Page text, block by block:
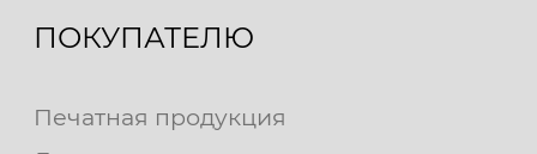
ПОКУПАТЕЛЮ
Печатная продукция